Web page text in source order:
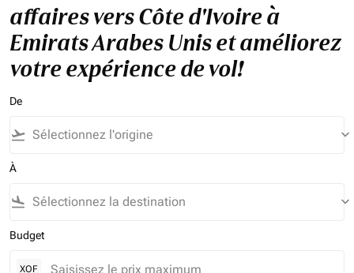
affaires vers Côte d'Ivoire à
Emirats Arabes Unis et améliorez
votre expérience de vol!
De
flight_takeoff keyboard_arrow_down
À
flight_land keyboard_arrow_down
Budget
XOF